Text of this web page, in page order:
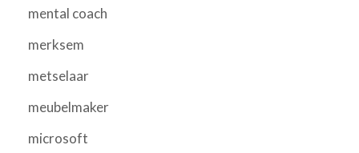
mental coach
merksem
metselaar
meubelmaker
microsoft